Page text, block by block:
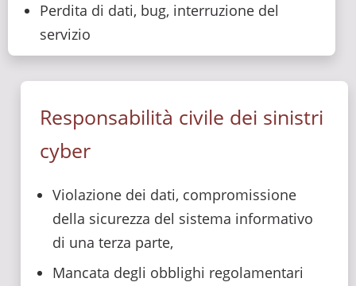
Perdita di dati, bug, interruzione del
servizio
Responsabilità civile dei sinistri
cyber
Violazione dei dati, compromissione
della sicurezza del sistema informativo
di una terza parte,
Mancata degli obblighi regolamentari